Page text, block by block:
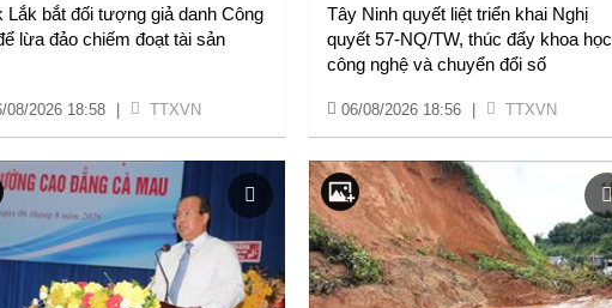
Lắk bắt đối tượng giả danh Công
lừa đảo chiếm đoạt tài sản
08/2026 18:58 TTXVN
Tây Ninh quyết liệt triển khai Nghị
quyết 57-NQ/TW, thúc đẩy khoa học
công nghệ và chuyển đổi số
06/08/2026 18:56 TTXVN